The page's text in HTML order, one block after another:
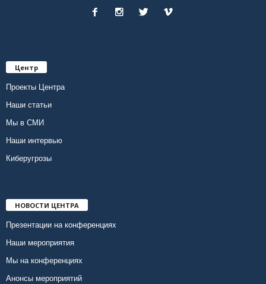
Центр
Проекты Центра
Наши статьи
Мы в СМИ
Наши интервью
Киберугрозы
НОВОСТИ ЦЕНТРА
Презентации на конференциях
Наши мероприятия
Мы на конференциях
Анонсы мероприятий